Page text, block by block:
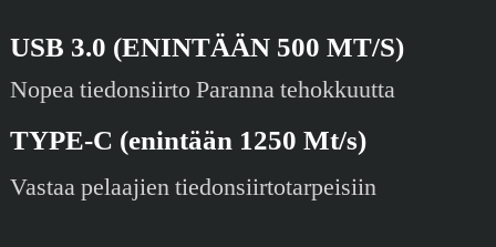
USB 3.0 (ENINTÄÄN 500 MT/S)
Nopea tiedonsiirto Paranna tehokkuutta
TYPE-C (enintään 1250 Mt/s)
Vastaa pelaajien tiedonsiirtotarpeisiin